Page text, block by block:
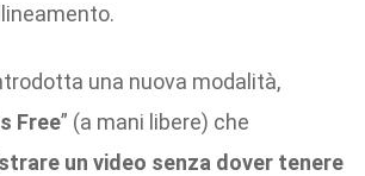
una nuova modalità,
Free” (a mani libere) che
un video senza dover tenere